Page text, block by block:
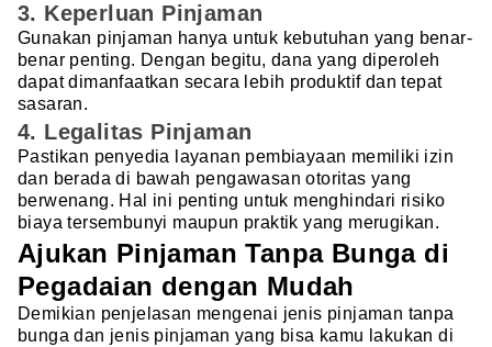
3. Keperluan Pinjaman
Gunakan pinjaman hanya untuk kebutuhan yang benar-
benar penting. Dengan begitu, dana yang diperoleh
dapat dimanfaatkan secara lebih produktif dan tepat
sasaran.
4. Legalitas Pinjaman
Pastikan penyedia layanan pembiayaan memiliki izin
dan berada di bawah pengawasan otoritas yang
berwenang. Hal ini penting untuk menghindari risiko
biaya tersembunyi maupun praktik yang merugikan.
Ajukan Pinjaman Tanpa Bunga di
Pegadaian dengan Mudah
Demikian penjelasan mengenai jenis pinjaman tanpa
bunga dan jenis pinjaman yang bisa kamu lakukan di